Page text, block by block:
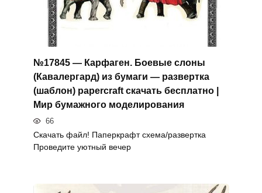
№17845 — Карфаген. Боевые слоны
(Кавалергард) из бумаги — развертка
(шаблон) papercraft скачать бесплатно |
Мир бумажного моделирования
66
Скачать файл! Паперкрафт схема/развертка
Проведите уютный вечер